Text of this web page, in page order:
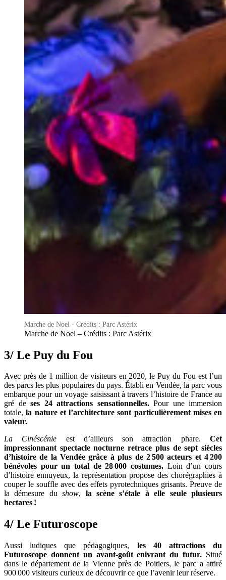
Marche de Noel - Crédits : Parc Astérix
Marche de Noel – Crédits : Parc Astérix
3/ Le Puy du Fou
Avec près de 1 million de visiteurs en 2020, le Puy du Fou est l’un
des parcs les plus populaires du pays. Établi en Vendée, la parc vous
embarque pour un voyage saisissant à travers l’histoire de France au
gré deses 24 attractions sensationnelles. Pour une immersion
totale,la nature et l’architecture sont particulièrement mises en
valeur.
La Cinéscénie est d’ailleurs son attraction phare.Cet
impressionnant spectacle nocturne retrace plus de sept siècles
d’histoire de la Vendée grâce à plus de 2 500 acteurs et 4 200
bénévoles pour un total de 28 000 costumes. Loin d’un cours
d’histoire ennuyeux, la représentation propose des chorégraphies à
couper le souffle avec des effets pyrotechniques grisants. Preuve de
la démesure dushow, la scène s’étale à elle seule plusieurs
hectares !
4/ Le Futuroscope
Aussi ludiques que pédagogiques, les 40 attractions du
Futuroscope donnent un avant-goût enivrant du futur. Situé
dans le département de la Vienne près de Poitiers, le parc a attiré
900 000 visiteurs curieux de découvrir ce que l’avenir leur réserve.